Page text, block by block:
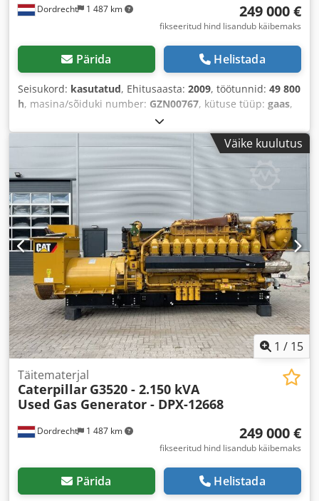
Dordrecht 1 487 km 249 000 €
fikseeritud hind lisandub käibemaks
Pärida Helistada
Seisukord: kasutatud, Ehitusaasta: 2009, töötunnid: 49 800
h, masina/sõiduki number: GZN00767, kütuse tüüp: gaas,
Caterpillar G3520C
Väike kuulutus
1 / 15
Dordrecht 1 487 km
Täitematerjal
Caterpillar G3520 - 2.150 kVA
Used Gas Generator - DPX-12668
249 000 €
fikseeritud hind lisandub käibemaks
Pärida Helistada